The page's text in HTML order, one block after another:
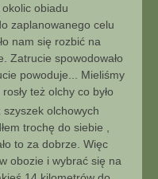
obiadu
zaplanowanego celu
nam się rozbić na
Zatrucie spowodowało
powoduje... Mieliśmy
też olchy co było
szyszek olchowych
trochę do siebie ,
to za dobrze. Więc
obozie i wybrać się na